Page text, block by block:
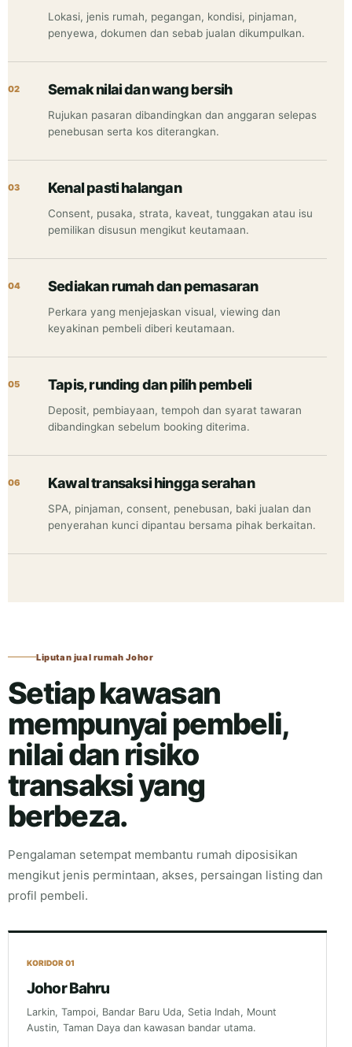
Lokasi, jenis rumah, pegangan, kondisi, pinjaman,
penyewa, dokumen dan sebab jualan dikumpulkan.
Semak nilai dan wang bersih
Rujukan pasaran dibandingkan dan anggaran selepas
penebusan serta kos diterangkan.
Kenal pasti halangan
Consent, pusaka, strata, kaveat, tunggakan atau isu
pemilikan disusun mengikut keutamaan.
Sediakan rumah dan pemasaran
Perkara yang menjejaskan visual, viewing dan
keyakinan pembeli diberi keutamaan.
Tapis, runding dan pilih pembeli
Deposit, pembiayaan, tempoh dan syarat tawaran
dibandingkan sebelum booking diterima.
Kawal transaksi hingga serahan
SPA, pinjaman, consent, penebusan, baki jualan dan
penyerahan kunci dipantau bersama pihak berkaitan.
Liputan jual rumah Johor
Setiap kawasan
mempunyai pembeli,
nilai dan risiko
transaksi yang
berbeza.
Pengalaman setempat membantu rumah diposisikan
mengikut jenis permintaan, akses, persaingan listing dan
profil pembeli.
KORIDOR 01
Johor Bahru
Larkin, Tampoi, Bandar Baru Uda, Setia Indah, Mount
Austin, Taman Daya dan kawasan bandar utama.